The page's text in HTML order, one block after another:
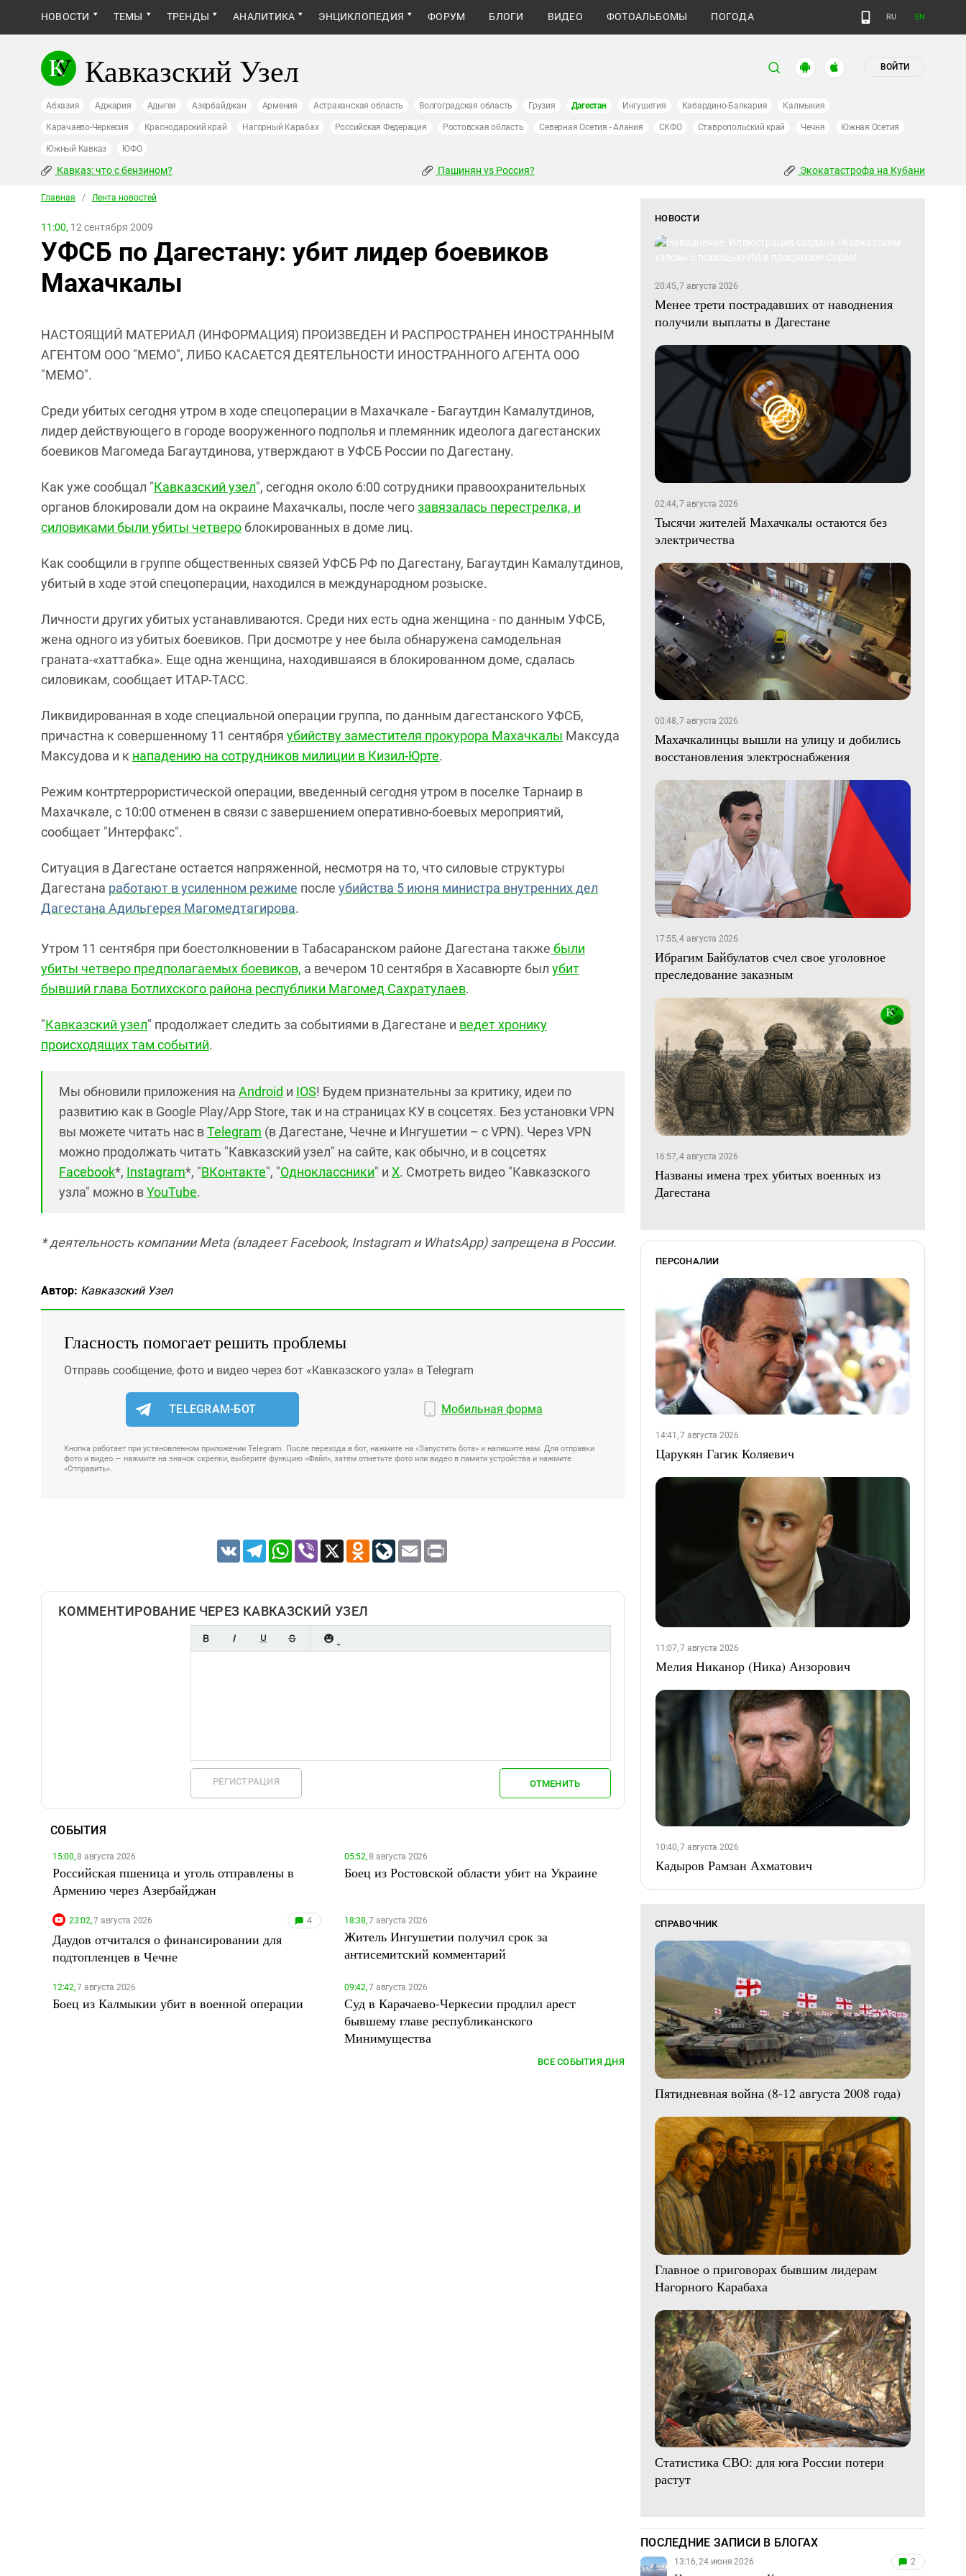
НОВОСТИ ТЕМЫ ТРЕНДЫ АНАЛИТИКА ЭНЦИКЛОПЕДИЯ ФОРУМ БЛОГИ ВИДЕО ФОТОАЛЬБОМЫ ПОГОДА RU EN
Кавказский Узел ВОЙТИ
Абхазия Аджария Адыгея Азербайджан Армения Астраханская область Волгоградская область Грузия Дагестан Ингушетия Кабардино-Балкария Калмыкия
Карачаево-Черкесия Краснодарский край Нагорный Карабах Российская Федерация Ростовская область Северная Осетия - Алания СКФО Ставропольский край Чечня Южная Осетия
Южный Кавказ ЮФО
Кавказ: что с бензином? Пашинян vs Россия? Экокатастрофа на Кубани
Главная / Лента новостей
11:00, 12 сентября 2009
УФСБ по Дагестану: убит лидер боевиков
Махачкалы
НАСТОЯЩИЙ МАТЕРИАЛ (ИНФОРМАЦИЯ) ПРОИЗВЕДЕН И РАСПРОСТРАНЕН ИНОСТРАННЫМ
АГЕНТОМ ООО "МЕМО", ЛИБО КАСАЕТСЯ ДЕЯТЕЛЬНОСТИ ИНОСТРАННОГО АГЕНТА ООО
"МЕМО".
Среди убитых сегодня утром в ходе спецоперации в Махачкале - Багаутдин Камалутдинов,
лидер действующего в городе вооруженного подполья и племянник идеолога дагестанских
боевиков Магомеда Багаутдинова, утверждают в УФСБ России по Дагестану.
Как уже сообщал "Кавказский узел", сегодня около 6:00 сотрудники правоохранительных
органов блокировали дом на окраине Махачкалы, после чегозавязалась перестрелка, и
силовиками были убиты четвероблокированных в доме лиц.
Как сообщили в группе общественных связей УФСБ РФ по Дагестану, Багаутдин Камалутдинов,
убитый в ходе этой спецоперации, находился в международном розыске.
Личности других убитых устанавливаются. Среди них есть одна женщина - по данным УФСБ,
жена одного из убитых боевиков. При досмотре у нее была обнаружена самодельная
граната-«хаттабка». Еще одна женщина, находившаяся в блокированном доме, сдалась
силовикам, сообщает ИТАР-ТАСС.
Ликвидированная в ходе специальной операции группа, по данным дагестанского УФСБ,
причастна к совершенному 11 сентября убийству заместителя прокурора Махачкалы Максуда
Максудова и к нападению на сотрудников милиции в Кизил-Юрте.
Режим контртеррористической операции, введенный сегодня утром в поселке Тарнаир в
Махачкале, с 10:00 отменен в связи с завершением оперативно-боевых мероприятий,
сообщает "Интерфакс".
Ситуация в Дагестане остается напряженной, несмотря на то, что силовые структуры
Дагестана работают в усиленном режиме после убийства 5 июня министра внутренних дел
Дагестана Адильгерея Магомедтагирова.
Утром 11 сентября при боестолкновении в Табасаранском районе Дагестана также были
убиты четверо предполагаемых боевиков, а вечером 10 сентября в Хасавюрте был убит
бывший глава Ботлихского района республики Магомед Сахратулаев.
"Кавказский узел" продолжает следить за событиями в Дагестане и ведет хронику
происходящих там событий.
Мы обновили приложения на Android и IOS! Будем признательны за критику, идеи по
развитию как в Google Play/App Store, так и на страницах КУ в соцсетях. Без установки VPN
вы можете читать нас вTelegram (в Дагестане, Чечне и Ингушетии – с VPN). Через VPN
можно продолжать читать "Кавказский узел" на сайте, как обычно, и в соцсетях
Facebook*, Instagram*, "ВКонтакте", "Одноклассники" и X. Смотреть видео "Кавказского
узла" можно вYouTube.
* деятельность компании Meta (владеет Facebook, Instagram и WhatsApp) запрещена в России.
Автор: Кавказский Узел
Гласность помогает решить проблемы
Отправь сообщение, фото и видео через бот «Кавказского узла» в Telegram
TELEGRAM-БОТ Мобильная форма
Кнопка работает при установленном приложении Telegram. После перехода в бот, нажмите на «Запустить бота» и напишите нам. Для отправки
фото и видео — нажмите на значок скрепки, выберите функцию «Файл», затем отметьте фото или видео в памяти устройства и нажмите
«Отправить».
VK TelegramWhatsApp
Viber X Odnoklassniki
LiveJournal
Email
КОММЕНТИРОВАНИЕ ЧЕРЕЗ КАВКАЗСКИЙ УЗЕЛ
РЕГИСТРАЦИЯ ОТМЕНИТЬ
СОБЫТИЯ
15:00,8 августа 2026
Российская пшеница и уголь отправлены в
Армению через Азербайджан
05:52,8 августа 2026
Боец из Ростовской области убит на Украине
23:02,7 августа 2026 4
Даудов отчитался о финансировании для
подтопленцев в Чечне
18:38,7 августа 2026
Житель Ингушетии получил срок за
антисемитский комментарий
12:42,7 августа 2026
Боец из Калмыкии убит в военной операции
09:42,7 августа 2026
Суд в Карачаево-Черкесии продлил арест
бывшему главе республиканского
Минимущества
ВСЕ СОБЫТИЯ ДНЯ
НОВОСТИ
20:45, 7 августа 2026
Менее трети пострадавших от наводнения
получили выплаты в Дагестане
02:44, 7 августа 2026
Тысячи жителей Махачкалы остаются без
электричества
00:48, 7 августа 2026
Махачкалинцы вышли на улицу и добились
восстановления электроснабжения
17:55, 4 августа 2026
Ибрагим Байбулатов счел свое уголовное
преследование заказным
16:57, 4 августа 2026
Названы имена трех убитых военных из
Дагестана
ПЕРСОНАЛИИ
14:41, 7 августа 2026
Царукян Гагик Коляевич
11:07, 7 августа 2026
Мелия Никанор (Ника) Анзорович
10:40, 7 августа 2026
Кадыров Рамзан Ахматович
СПРАВОЧНИК
Пятидневная война (8-12 августа 2008 года)
Главное о приговорах бывшим лидерам
Нагорного Карабаха
Статистика СВО: для юга России потери
растут
ПОСЛЕДНИЕ ЗАПИСИ В БЛОГАХ
13:16, 24 июня 2026 2